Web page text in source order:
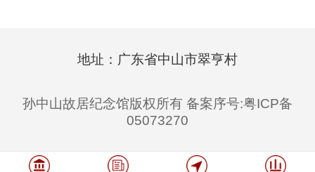
地址：广东省中山市翠亨村
孙中山故居纪念馆版权所有 备案序号:粤ICP备
05073270